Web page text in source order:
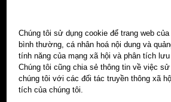
Công cụ tính tiền mã hóa
Giao dịch
Chúng tôi sử dụng cookie để trang web
bình thường, cá nhân hoá nội dung và
tính năng của mạng xã hội và phân tích
Chúng tôi cũng chia sẻ thông tin về việc
chúng tôi với các đối tác truyền thông xã
tích của chúng tôi.